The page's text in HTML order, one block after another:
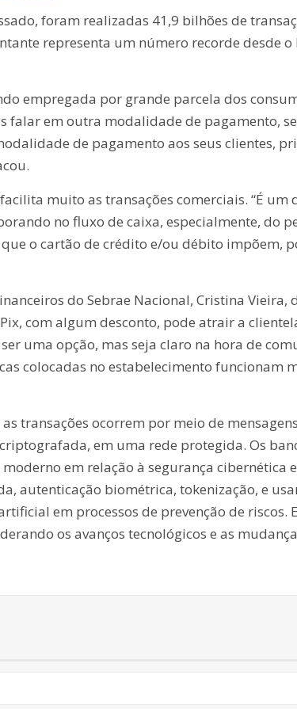
foram realizadas 41,9 bilhões de
representa um número recorde desde
empregada por grande parcela dos
falar em outra modalidade de pagamento,
de pagamento aos seus clientes,
muito as transações comerciais. “É um
no fluxo de caixa, especialmente, do
o cartão de crédito e/ou débito impõem,
do Sebrae Nacional, Cristina Vieira,
com algum desconto, pode atrair a
uma opção, mas seja claro na hora de
colocadas no estabelecimento funcionam
transações ocorrem por meio de
em uma rede protegida. Os
em relação à segurança cibernética
autenticação biométrica, tokenização, e
em processos de prevenção de riscos.
os avanços tecnológicos e as